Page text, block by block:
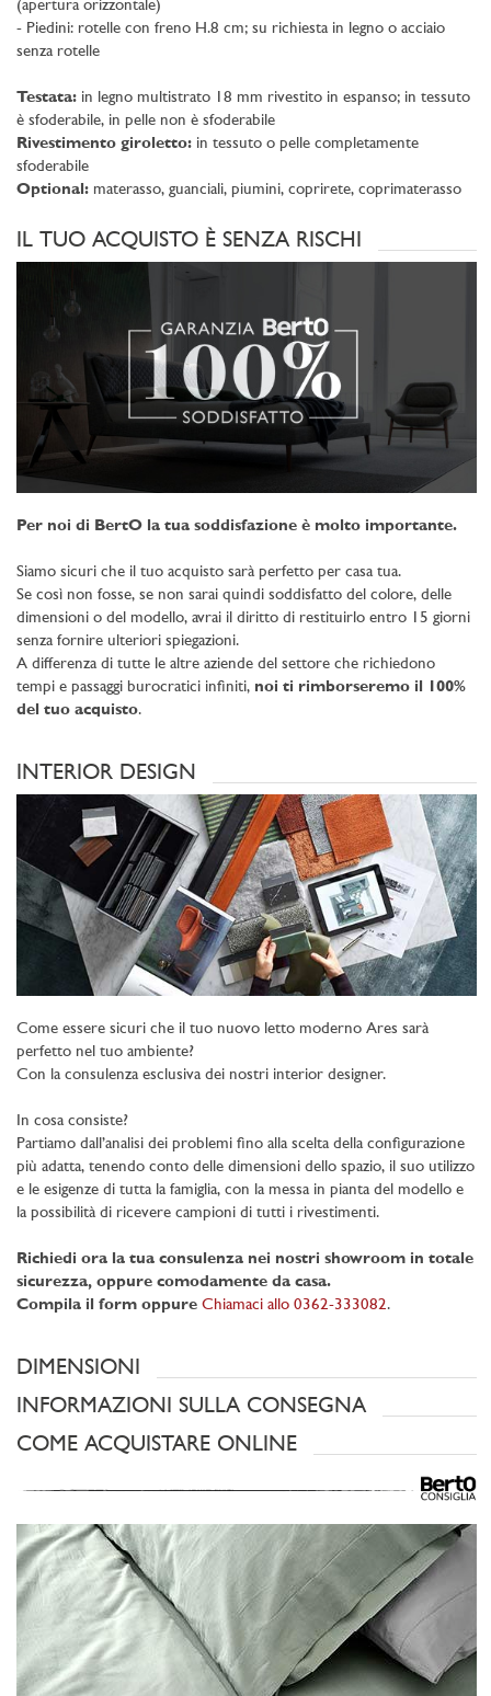
(apertura orizzontale)
- Piedini: rotelle con freno H.8 cm; su richiesta in legno o acciaio
senza rotelle
Testata: in legno multistrato 18 mm rivestito in espanso; in tessuto
è sfoderabile, in pelle non è sfoderabile
Rivestimento giroletto: in tessuto o pelle completamente
sfoderabile
Optional: materasso, guanciali, piumini, coprirete, coprimaterasso
IL TUO ACQUISTO È SENZA RISCHI
Per noi di BertO la tua soddisfazione è molto importante.
Siamo sicuri che il tuo acquisto sarà perfetto per casa tua.
Se così non fosse, se non sarai quindi soddisfatto del colore, delle
dimensioni o del modello, avrai il diritto di restituirlo entro 15 giorni
senza fornire ulteriori spiegazioni.
A differenza di tutte le altre aziende del settore che richiedono
tempi e passaggi burocratici infiniti, noi ti rimborseremo il 100%
del tuo acquisto.
INTERIOR DESIGN
Come essere sicuri che il tuo nuovo letto moderno Ares sarà
perfetto nel tuo ambiente?
Con la consulenza esclusiva dei nostri interior designer.
In cosa consiste?
Partiamo dall’analisi dei problemi fino alla scelta della configurazione
più adatta, tenendo conto delle dimensioni dello spazio, il suo utilizzo
e le esigenze di tutta la famiglia, con la messa in pianta del modello e
la possibilità di ricevere campioni di tutti i rivestimenti.
Richiedi ora la tua consulenza nei nostri showroom in totale
sicurezza, oppure comodamente da casa.
Compila il form oppure Chiamaci allo 0362-333082.
DIMENSIONI
INFORMAZIONI SULLA CONSEGNA
COME ACQUISTARE ONLINE